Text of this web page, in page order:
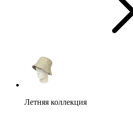
Летняя коллекция